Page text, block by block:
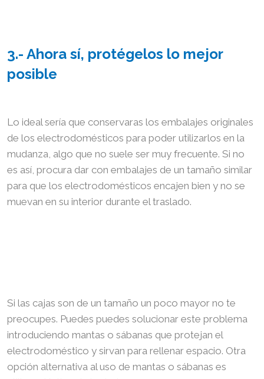
3.- Ahora sí, protégelos lo mejor
posible
Lo ideal sería que conservaras los embalajes originales
de los electrodomésticos para poder utilizarlos en la
mudanza, algo que no suele ser muy frecuente. Si no
es así, procura dar con embalajes de un tamaño similar
para que los electrodomésticos encajen bien y no se
muevan en su interior durante el traslado.
Si las cajas son de un tamaño un poco mayor no te
preocupes. Puedes puedes solucionar este problema
introduciendo mantas o sábanas que protejan el
electrodoméstico y sirvan para rellenar espacio. Otra
opción alternativa al uso de mantas o sábanas es